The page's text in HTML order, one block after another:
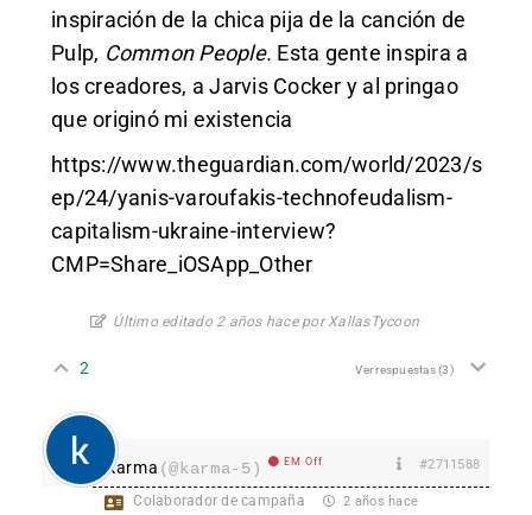
inspiración de la chica pija de la canción de
Pulp, Common People. Esta gente inspira a
los creadores, a Jarvis Cocker y al pringao
que originó mi existencia
https://www.theguardian.com/world/2023/s
ep/24/yanis-varoufakis-technofeudalism-
capitalism-ukraine-interview?
CMP=Share_iOSApp_Other
Último editado 2 años hace por XallasTycoon
2 Ver respuestas(3)
karma (@karma-5) EM Off #2711588
Colaborador de campaña 2 años hace